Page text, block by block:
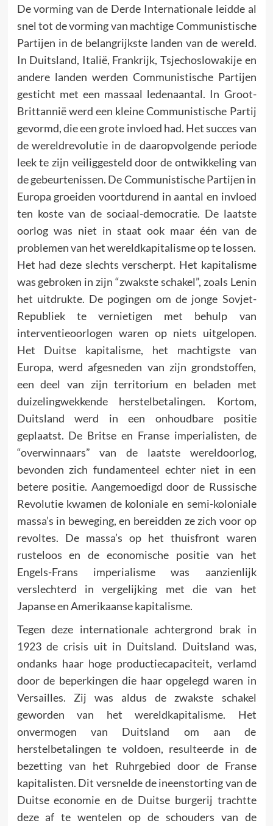
De vorming van de Derde Internationale leidde al
snel tot de vorming van machtige Communistische
Partijen in de belangrijkste landen van de wereld.
In Duitsland, Italië, Frankrijk, Tsjechoslowakije en
andere landen werden Communistische Partijen
gesticht met een massaal ledenaantal. In Groot-
Brittannië werd een kleine Communistische Partij
gevormd, die een grote invloed had. Het succes van
de wereldrevolutie in de daaropvolgende periode
leek te zijn veiliggesteld door de ontwikkeling van
de gebeurtenissen. De Communistische Partijen in
Europa groeiden voortdurend in aantal en invloed
ten koste van de sociaal-democratie. De laatste
oorlog was niet in staat ook maar één van de
problemen van het wereldkapitalisme op te lossen.
Het had deze slechts verscherpt. Het kapitalisme
was gebroken in zijn “zwakste schakel”, zoals Lenin
het uitdrukte. De pogin­gen om de jonge Sovjet-
Republiek te vernietigen met behulp van
interventieoorlogen waren op niets uitgelopen.
Het Duitse kapitalisme, het machtigste van
Europa, werd afgesneden van zijn grondstoffen,
een deel van zijn territorium en beladen met
duizelingwekkende herstelbetalingen. Kortom,
Duitsland werd in een onhoudbare positie
geplaatst. De Britse en Franse imperialisten, de
“overwinnaars” van de laatste wereld­oorlog,
bevonden zich fundamenteel echter niet in een
betere positie. Aangemoedigd door de Russische
Revolutie kwamen de koloniale en semi-koloniale
massa’s in beweging, en bereidden ze zich voor op
revoltes. De massa’s op het thuisfront waren
rusteloos en de economische positie van het
Engels-Frans imperialisme was aanzienlijk
verslechterd in vergelijking met die van het
Japanse en Amerikaanse kapitalisme.
Tegen deze internationale achtergrond brak in
1923 de crisis uit in Duitsland. Duitsland was,
ondanks haar hoge productiecapaciteit, verlamd
door de beperkingen die haar opgelegd waren in
Versailles. Zij was aldus de zwakste schakel
geworden van het wereldkapitalisme. Het
onvermogen van Duitsland om aan de
herstelbetalingen te voldoen, resulteerde in de
bezetting van het Ruhrgebied door de Franse
kapitalisten. Dit versnelde de ineenstorting van de
Duitse economie en de Duitse burgerij trachtte
deze af te wentelen op de schouders van de